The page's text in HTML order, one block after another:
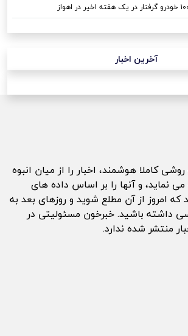
آخرین اخبار
کاملا هوشمند، اخبار را از میان انبوه
نماید، و آنها را بر اساس داده های
که امروز از آن مطلع شوید و روزهای بعد به
داشته باشید. خبرخون مسئولیتی در
منتشر شده ندارد.